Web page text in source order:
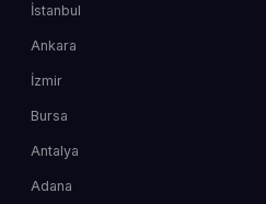
İstanbul
Ankara
İzmir
Bursa
Antalya
Adana